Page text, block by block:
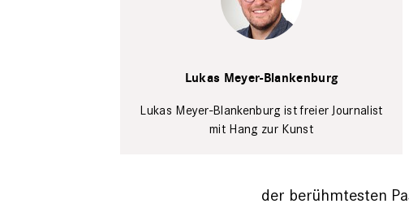
Lukas Meyer-Blankenburg
Lukas Meyer-Blankenburg ist freier Journalist
mit Hang zur Kunst
der berühmtesten